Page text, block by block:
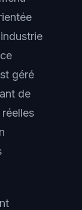
géré
de